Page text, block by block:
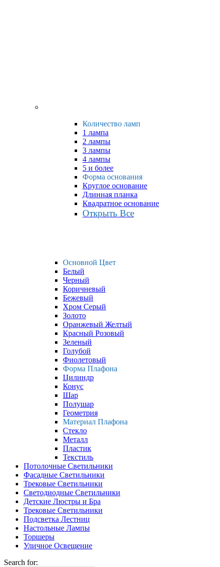
Количество ламп
1 лампа
2 лампы
3 лампы
4 лампы
5 и более
Форма основания
Круглое основание
Длинная планка
Квадратное основание
Открыть Все
Основной Цвет
Белый
Черный
Коричневый
Бежевый
Хром Серый
Золото
Оранжевый Желтый
Красный Розовый
Зеленый
Голубой
Фиолетовый
Форма Плафона
Цилиндр
Конус
Шар
Полушар
Геометрия
Материал Плафона
Стекло
Металл
Пластик
Текстиль
Потолочные Светильники
Фасадные Светильники
Трековые Светильники
Светодиодные Светильники
Детские Люстры и Бра
Трековые Светильники
Подсветка Лестниц
Настольные Лампы
Торшеры
Уличное Освещение
Search for: